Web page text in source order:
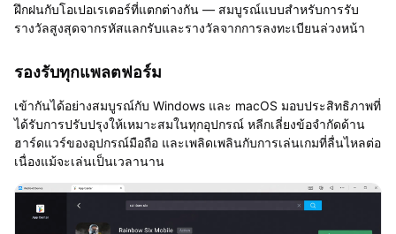
ฝึกฝนกับโอเปอเรเตอร์ที่แตกต่างกัน — สมบูรณ์แบบสำหรับการรับ
รางวัลสูงสุดจากรหัสแลกรับและรางวัลจากการลงทะเบียนล่วงหน้า
รองรับทุกแพลตฟอร์ม
เข้ากันได้อย่างสมบูรณ์กับ Windows และ macOS มอบประสิทธิภาพที่
ได้รับการปรับปรุงให้เหมาะสมในทุกอุปกรณ์ หลีกเลี่ยงข้อจำกัดด้าน
ฮาร์ดแวร์ของอุปกรณ์มือถือ และเพลิดเพลินกับการเล่นเกมที่ลื่นไหลต่อ
เนื่องแม้จะเล่นเป็นเวลานาน